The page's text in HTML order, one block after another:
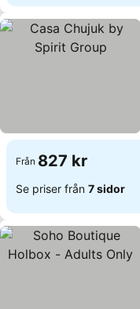
Från 827 kr
Se priser från 7 sidor